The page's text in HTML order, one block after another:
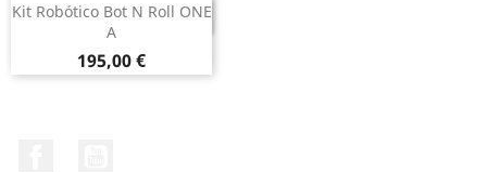
Kit Robótico Bot N Roll ONE
A
Preço
195,00 €
DESCONTINUADO